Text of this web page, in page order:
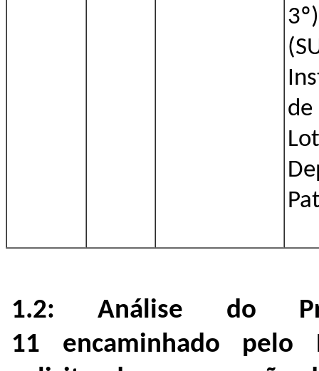
de
1.2: Análise do
11 encaminhado pelo